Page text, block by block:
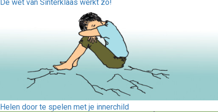
De wet van Sinterklaas werkt zo!
Helen door te spelen met je innerchild